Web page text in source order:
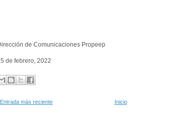
de Comunicaciones Propeep
de febrero, 2022
Entrada más reciente Inicio